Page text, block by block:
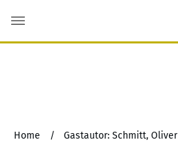
Home / Gastautor: Schmitt, Oliver